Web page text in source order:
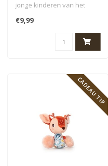
jonge kinderen van het
merk Djeco. Deze BabyWizi
kan niet ..
€9,99
CADEAU TIP